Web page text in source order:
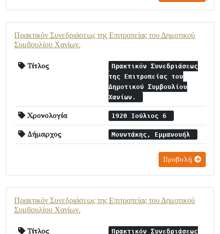
Πρακτικόν Συνεδριάσεως της Επιτροπείας του Δημοτικού
Συμβουλίου Χανίων.
Τίτλος
Πρακτικόν Συνεδριάσεως
της Επιτροπείας του
Δημοτικού Συμβουλίου
Χανίων.
Χρονολογία 1920 Ιούλιος 6
Δήμαρχος Μουντάκης, Εμμανουήλ
Προβολή
Πρακτικόν Συνεδριάσεως της Επιτροπείας του Δημοτικού
Συμβουλίου Χανίων.
Τίτλος Πρακτικόν Συνεδριάσεως